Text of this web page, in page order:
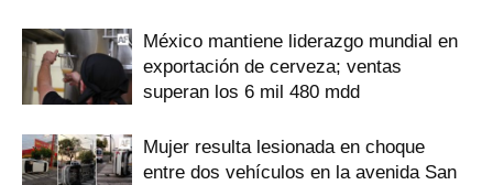
México mantiene liderazgo mundial en
exportación de cerveza; ventas
superan los 6 mil 480 mdd
Mujer resulta lesionada en choque
entre dos vehículos en la avenida San